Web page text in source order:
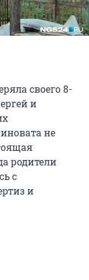
своего 8-
и
не
родители
с
и